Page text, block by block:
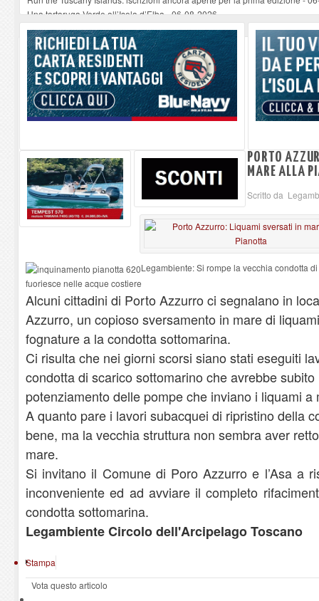
Una tartaruga Verde all’Isola d’Elba-06-08-2026
Furgone in fiamme a Capoliveri, illeso il conducente-06-08-2026
Campo: chiusura della biblioteca comunale in occasione del Santo Patrono
A Carpani si apre la Festa di Liberazione: il programma della prima serata-
PORTO
MARE ALLA
Scritto da
Legambiente: Si rompe la vecchia condotta
fuoriesce nelle acque costiere
Alcuni cittadini di Porto Azzurro ci segnalano in
Azzurro, un copioso sversamento in mare di
fognature a la condotta sottomarina.
Ci risulta che nei giorni scorsi siano stati eseguiti
condotta di scarico sottomarino che avrebbe
potenziamento delle pompe che inviano i liquami a
A quanto pare i lavori subacquei di ripristino della
bene, ma la vecchia struttura non sembra aver
mare.
Si invitano il Comune di Poro Azzurro e l’Asa a
inconveniente ed ad avviare il completo
condotta sottomarina.
Legambiente Circolo dell'Arcipelago Toscano
Stampa
Vota questo articolo